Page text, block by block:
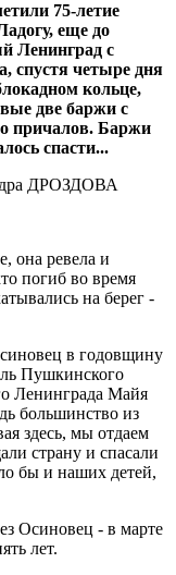
75-летие
еще до
Ленинград с
спустя четыре дня
кольце,
две баржи с
причалов. Баржи
спасти...
она ревела и
погиб во время
на берег -
в годовщину
Пушкинского
Ленинграда Майя
большинство из
здесь, мы отдаем
страну и спасали
бы и наших детей,
Осиновец - в марте
лет.